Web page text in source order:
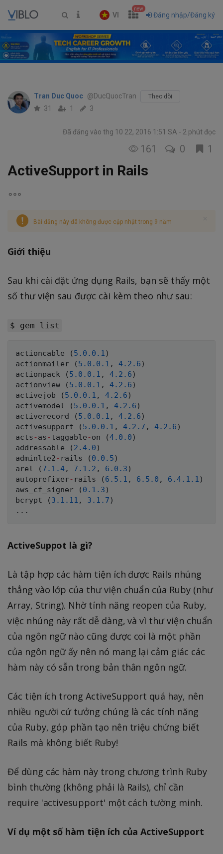
VI
new
Đăng nhập/Đăng ký
Tran Duc Quoc @DucQuocTran Theo dõi
31 1 3
Đã đăng vào thg 10 22, 2016 1:51 SA 2 phút đọc
161 0 1
ActiveSupport in Rails
Bài đăng này đã không được cập nhật trong 9 năm
Giới thiệu
Sau khi cài đặt ứng dụng Rails, bạn sẽ thấy một
số thư viện sau được cài kèm theo như sau:
$ gem list
actioncable ( 5.0 .0 .1 )
actionmailer
( 5.0 .0 .1 , 4.2 .6 )
actionpack
( 5.0 .0 .1 , 4.2 .6 )
actionview
( 5.0 .0 .1 , 4.2 .6 )
activejob
( 5.0 .0 .1 , 4.2 .6 )
activemodel
( 5.0 .0 .1 , 4.2 .6 )
activerecord
( 5.0 .0 .1 , 4.2 .6 )
activesupport
( 5.0 .0 .1 , 4.2 .7 , 4.2 .6 )
acts-as-taggable-on (4.0 .0 )
addressable
( 2.4.0 )
adminlte2- rails ( 0.0 .5 )
arel
( 7.1 .4, 7.1 .2 , 6.0 .3 )
autoprefixer- rails ( 6.5 .1 , 6.5 .0 , 6.4.1 .1 )
aws_cf_signer
( 0.1 .3 )
bcrypt
( 3.1 .11 , 3.1 .7 )
. . .
ActiveSuppot là gì?
Là tập hợp các hàm tiện ích được Rails nhúng
thẳng vào lớp của thư viện chuẩn của Ruby (như
Array, String). Nhờ tính năng reopen của Ruby,
việc nhúng này rất dễ dàng, và vì thư viện chuẩn
của ngôn ngữ nào cũng được coi là một phần
của ngôn ngữ ấy nên nó mang lại cảm giác các
hàm này có sẵn trong bản thân ngôn ngữ.
Các tiện ích trong ActiveSupport quá hay, nên
nhiều người cứ tưởng chúng là các tính năng
của Ruby, góp phần tạo nên triệu chứng biết
Rails mà không biết Ruby!
Để dùng các hàm này trong chương trình Ruby
bình thường (không phải là Rails), chỉ cần
require 'activesupport' một cách tường minh.
Ví dụ một số hàm tiện ích của ActiveSupport